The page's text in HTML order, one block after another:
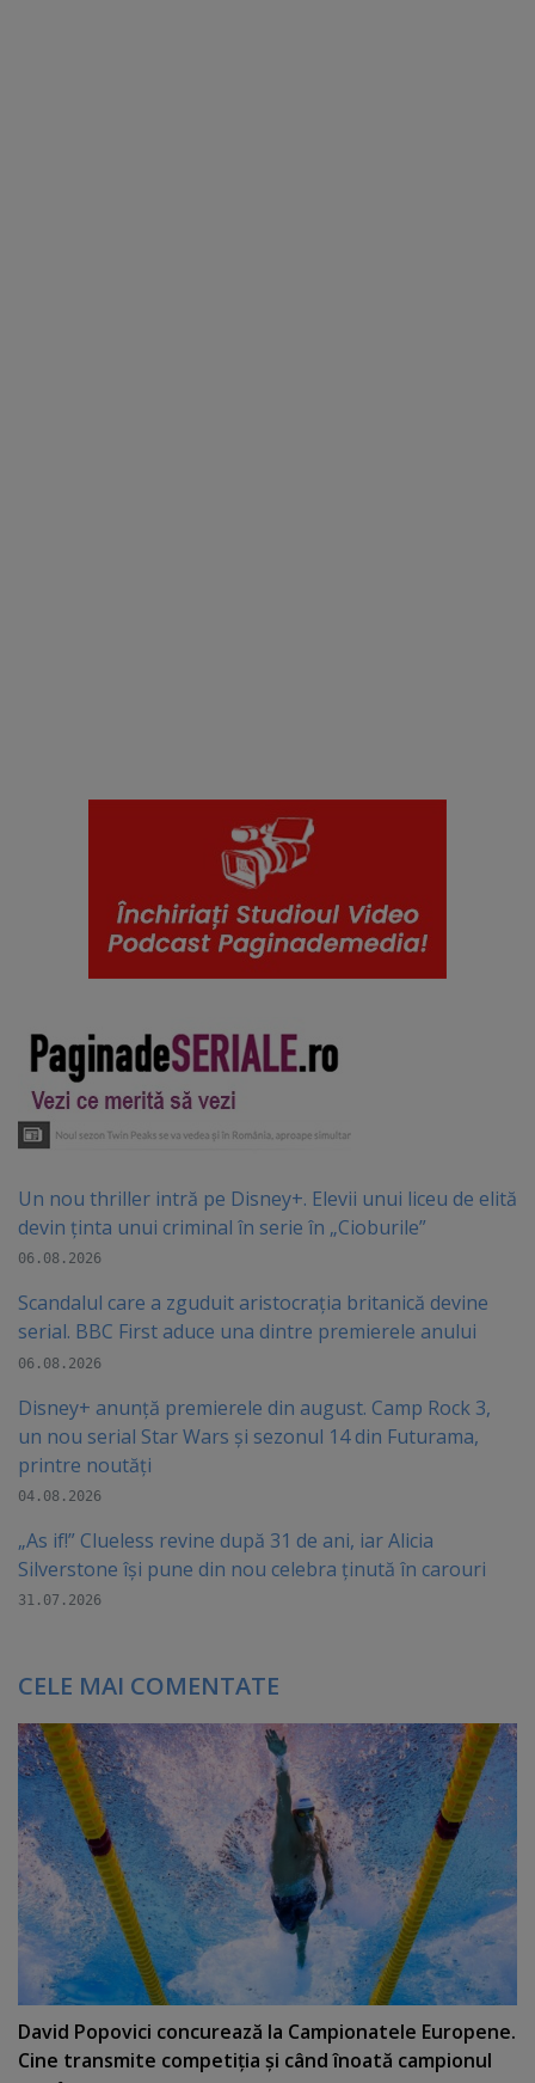
Un nou thriller intră pe Disney+. Elevii unui liceu de elită
devin ținta unui criminal în serie în „Cioburile”
06.08.2026
Scandalul care a zguduit aristocrația britanică devine
serial. BBC First aduce una dintre premierele anului
06.08.2026
Disney+ anunță premierele din august. Camp Rock 3,
un nou serial Star Wars și sezonul 14 din Futurama,
printre noutăți
04.08.2026
„As if!” Clueless revine după 31 de ani, iar Alicia
Silverstone își pune din nou celebra ținută în carouri
31.07.2026
CELE MAI COMENTATE
David Popovici concurează la Campionatele Europene.
Cine transmite competiţia şi când înoată campionul